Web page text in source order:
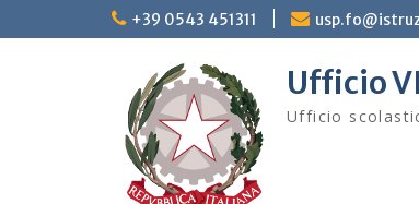
to
+39 0543 451311
Ufficio
Ufficio